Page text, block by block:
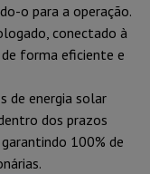
o para a operação.
conectado à
forma eficiente e
de energia solar
dos prazos
100% de